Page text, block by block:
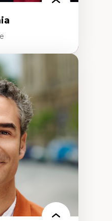
représentations
au Canada
des
dans l'espace
et urbain
et décolonisation des